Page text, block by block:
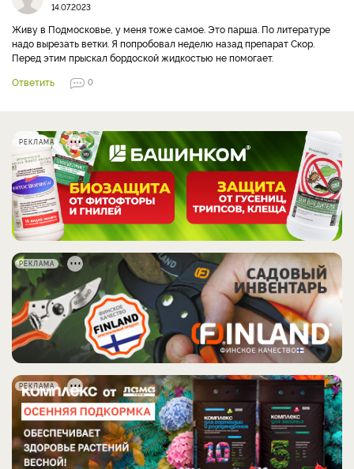
14.07.2023
Живу в Подмосковье, у меня тоже самое. Это парша. По литературе
надо вырезать ветки. Я попробовал неделю назад препарат Скор.
Перед этим прыскал бордоской жидкостью не помогает.
Ответить
0
РЕКЛАМА
РЕКЛАМА
РЕКЛАМА